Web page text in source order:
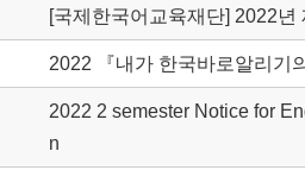
[국제한국어교육재단] 2022
2022 『내가 한국바로알리기
2022 2 semester Notice for
n